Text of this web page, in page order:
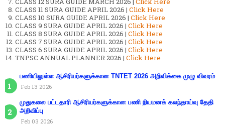
CLASS 11 SURA GUIDE APRIL 2026 | Click Here
CLASS 10 SURA GUIDE APRIL 2026 | Click Here
CLASS 9 SURA GUIDE APRIL 2026 | Click Here
CLASS 8 SURA GUIDE APRIL 2026 | Click Here
CLASS 7 SURA GUIDE APRIL 2026 | Click Here
CLASS 6 SURA GUIDE APRIL 2026 | Click Here
TNPSC ANNUAL PLANNER 2026 | Click Here
பணியிலுள்ள ஆசிரியர்களுக்கான TNTET 2026 அறிவிக்கை முழு விவரம்
Feb 13 2026
முதுகலை பட்டதாரி ஆசிரியர்களுக்கான பணி நியமனக் கலந்தாய்வு தேதி
அறிவிப்பு
Feb 03 2026